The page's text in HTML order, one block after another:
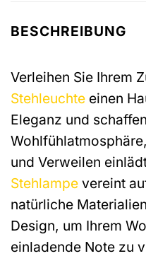
BESCHREIBUNG
Verleihen Sie Ihrem
Stehleuchte einen
Eleganz und
und Verweilen
Stehlampe vereint
natürliche
Design, um Ihrem
einladende Note zu